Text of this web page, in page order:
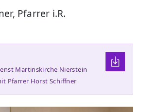
Pfarrer i.R.
Martinskirche Nierstein
Pfarrer Horst Schiffner